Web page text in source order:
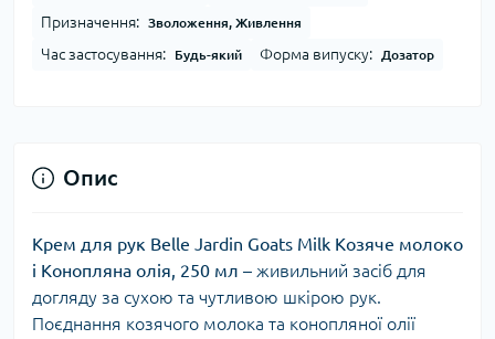
Призначення: Зволоження, Живлення
Час застосування: Будь-який Форма випуску: Дозатор
Опис
Крем для рук Belle Jardin Goats Milk Козяче молоко
і Конопляна олія, 250 мл – живильний засіб для
догляду за сухою та чутливою шкірою рук.
Поєднання козячого молока та конопляної олії